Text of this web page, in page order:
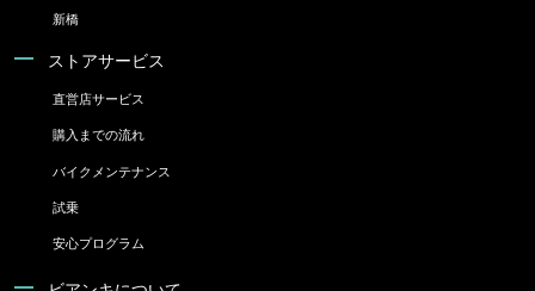
新橋
ストアサービス
直営店サービス
購入までの流れ
バイクメンテナンス
試乗
安心プログラム